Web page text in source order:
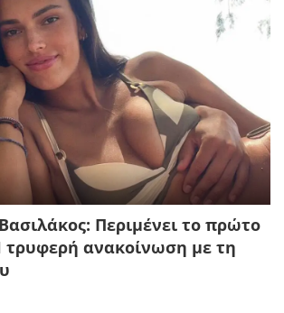
Περιμένει το πρώτο
τρυφερή ανακοίνωση με τη